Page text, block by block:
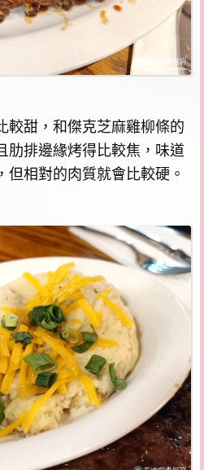
較甜，和傑克芝麻雞柳條的
肋排邊緣烤得比較焦，味道
但相對的肉質就會比較硬。